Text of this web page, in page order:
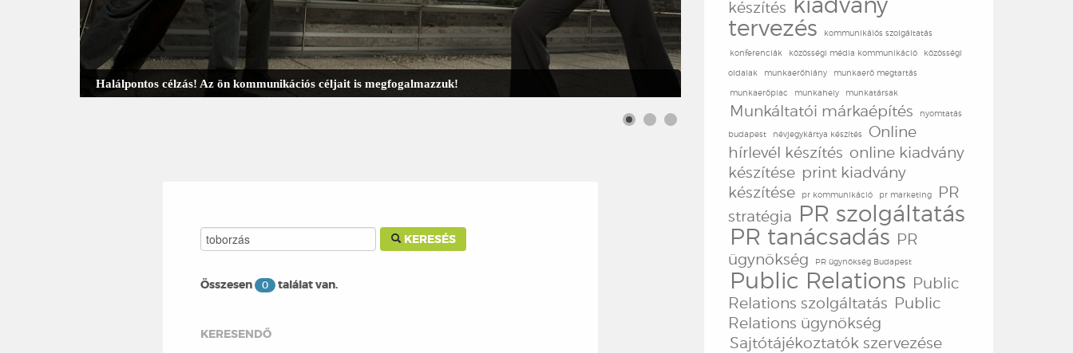
Halálpontos célzás! Az ön kommunikációs céljait is megfogalmazzuk!
Keresendő kulcsszó: KERESÉS
Összesen 0 találat van.
KERESENDŐ
készítés
tervezés
kommunikáiós szolgáltatás
konferenciák közösségi média kommunikáció közösségi
oldalak munkaerőhiány munkaerő megtartás
munkaerőpiac munkahely munkatársak
Munkáltatói márkaépítés nyomtatás
budapest névjegykártya készítés
Online
hírlevél készítés online kiadvány
készítése print kiadvány
készítése
pr kommunikáció pr marketing
PR
stratégia PR szolgáltatás
PR tanácsadás PR
ügynökség
PR ügynökség Budapest
Public Relations Public
Relations szolgáltatás Public
Relations ügynökség
Sajtótájékoztatók szervezése